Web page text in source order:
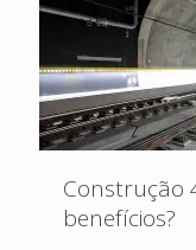
Construção
benefícios?